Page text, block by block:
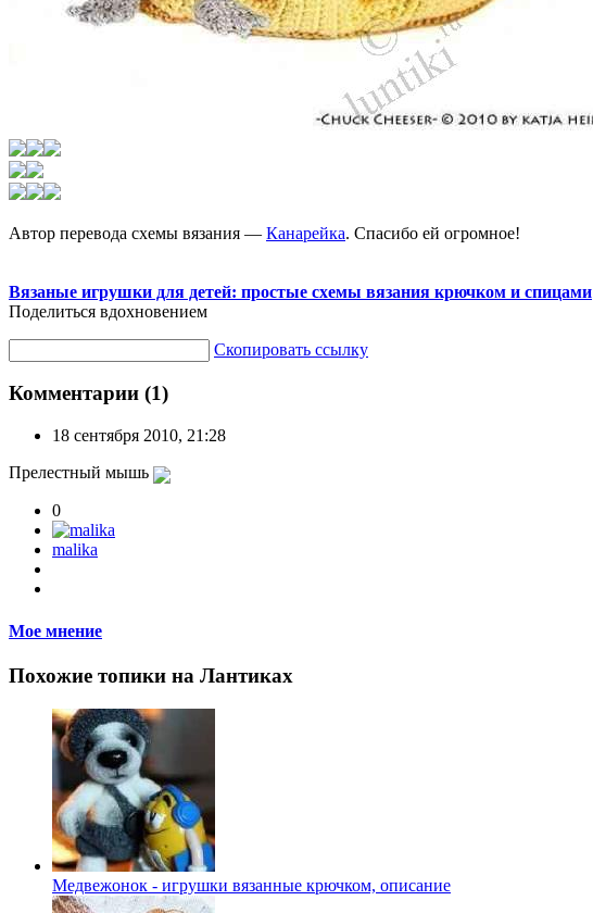
Автор перевода схемы вязания — Канарейка. Спасибо ей огромное!
Вязаные игрушки для детей: простые схемы вязания крючком и спицами
Поделиться вдохновением
Скопировать ссылку
Комментарии (1)
18 сентября 2010, 21:28
Прелестный мышь
0
malika
Мое мнение
Похожие топики на Лантиках
Медвежонок - игрушки вязанные крючком, описание